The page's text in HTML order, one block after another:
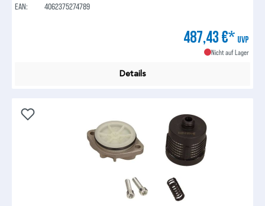
EAN:
4062375274789
487,43 €* UVP
Nicht auf Lager
Details